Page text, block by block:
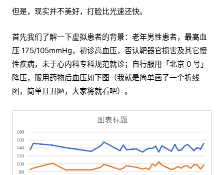
但是，现实并不美好，打脸比光速还快。
首先我们了解一下虚拟患者的背景：老年男性患者，最高血
压 175/105mmHg，初诊高血压，否认靶器官损害及其它慢
性疾病，未于心内科专科规范就诊；自行服用「北京 0 号」
降压，服用药物后血压如下图（我就是简单画了一个折线
图，简单且丑陋，大家将就看吧）。